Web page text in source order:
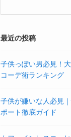
最近の投稿
子供っぽい男必見！
コーデ術ランキング
子供が嫌いな人必見
ポート徹底ガイド